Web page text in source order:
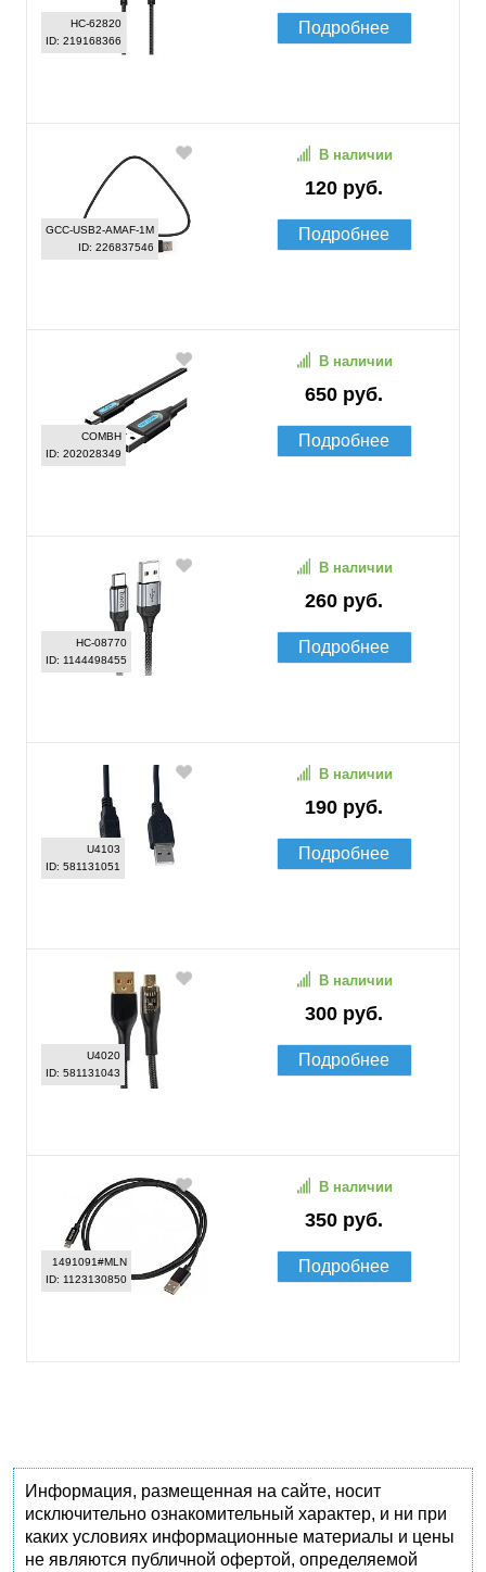
HC-62820
ID: 219168366
Подробнее
GCC-USB2-AMAF-1M
ID: 226837546
120 руб.
В наличии
Подробнее
COMBH
ID: 202028349
650 руб.
В наличии
Подробнее
HC-08770
ID: 1144498455
260 руб.
В наличии
Подробнее
U4103
ID: 581131051
190 руб.
В наличии
Подробнее
U4020
ID: 581131043
300 руб.
В наличии
Подробнее
1491091#MLN
ID: 1123130850
350 руб.
В наличии
Подробнее
Информация, размещенная на сайте, носит
исключительно ознакомительный характер, и ни при
каких условиях информационные материалы и цены
не являются публичной офертой, определяемой